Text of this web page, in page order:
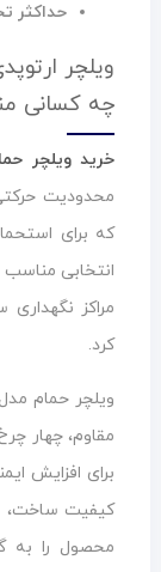
حداکثر
چه کسانی
خرید ویلچر
محدودیت
که برای
انتخابی مناسب
مراکز
کرد.
ویلچر حمام مدل ۷۹۰ رنگی
مقاوم، چهار
برای افزایش
کیفیت ساخت،
محصول را به